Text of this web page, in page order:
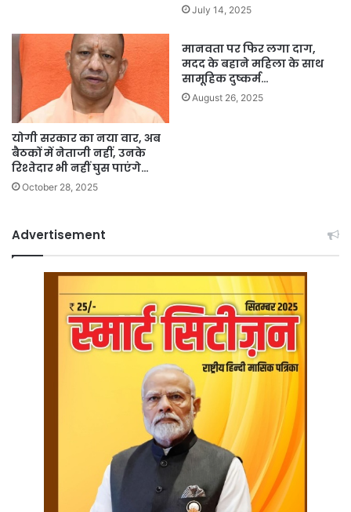
July 14, 2025
योगी सरकार का नया वार, अब
बैठकों में नेताजी नहीं, उनके
रिश्तेदार भी नहीं घुस पाएंगे…
October 28, 2025
मानवता पर फिर लगा दाग,
मदद के बहाने महिला के साथ
सामूहिक दुष्कर्म…
August 26, 2025
Advertisement